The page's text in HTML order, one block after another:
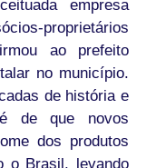
empresa
proprietários
ao prefeito
no município.
de história e
de que novos
dos produtos
o Brasil, levando